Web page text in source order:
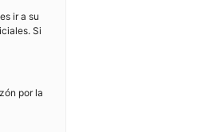
ir a su
Si
por la